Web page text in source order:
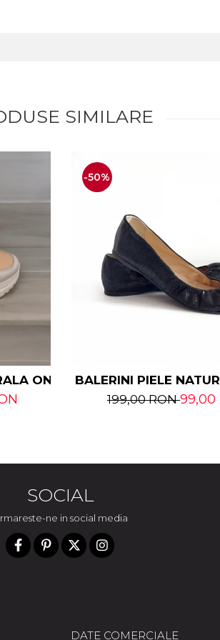
SIMILARE
ONIKA
-50%
BALERINI PIELE
199,00 RON99,00
SOCIAL
ne in social media
DATE COMERCIALE